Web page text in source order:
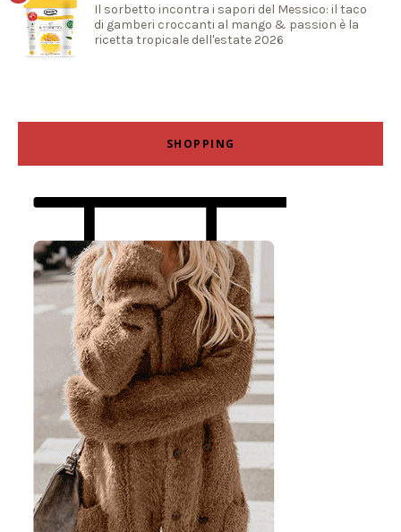
Il sorbetto incontra i sapori del Messico: il taco
di gamberi croccanti al mango & passion è la
ricetta tropicale dell'estate 2026
SHOPPING